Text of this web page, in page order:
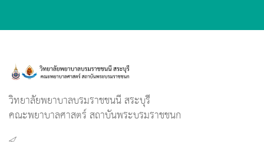
วิทยาลัยพยาบาลบรมราชชนนี สระบุรี
คณะพยาบาลศาสตร์ สถาบันพระบรมราชชนก